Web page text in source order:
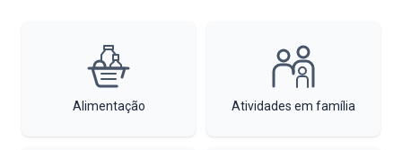
Alimentação Atividades em família